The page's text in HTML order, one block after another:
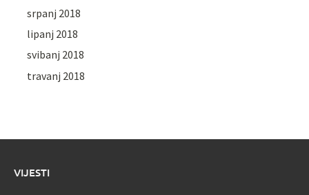
srpanj 2018
lipanj 2018
svibanj 2018
travanj 2018
VIJESTI